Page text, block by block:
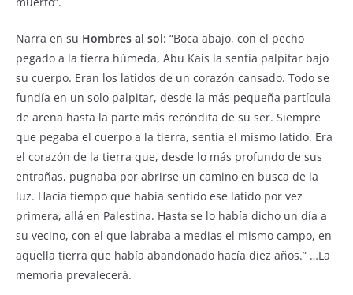
Narra en su Hombres al sol: “Boca abajo, con el pecho
pegado a la tierra húmeda, Abu Kais la sentía palpitar bajo
su cuerpo. Eran los latidos de un corazón cansado. Todo se
fundía en un solo palpitar, desde la más pequeña partícula
de arena hasta la parte más recóndita de su ser. Siempre
que pegaba el cuerpo a la tierra, sentía el mismo latido. Era
el corazón de la tierra que, desde lo más profundo de sus
entrañas, pugnaba por abrirse un camino en busca de la
luz. Hacía tiempo que había sentido ese latido por vez
primera, allá en Palestina. Hasta se lo había dicho un día a
su vecino, con el que labraba a medias el mismo campo, en
aquella tierra que había abandonado hacía diez años.” …La
memoria prevalecerá.